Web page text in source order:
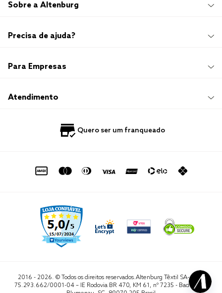
Sobre a Altenburg
Institucional
Imprensa
Sustentabilidade
Trabalhe Conosco
Precisa de ajuda?
Promoções e Regulamentos
Compre e Retire em Loja
Política de Privacidade
Para Empresas
Hotelaria
Atendimento
0800 729 1588
sac@altenburg.com.br
Quero ser um franqueado
2016 - 2026. © Todos os direitos reservados.Altenburg Têxtil SA- CNPJ
75.293.662/0001-04 – IE Rodovia BR 470, KM 61, nº 7235 - Badenfurt,